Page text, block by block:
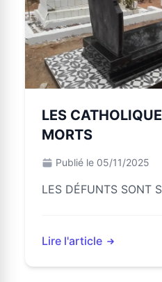
LES
MORTS
Publié le 05/11/2025
LES DÉFUNTS SONT
Lire l'article